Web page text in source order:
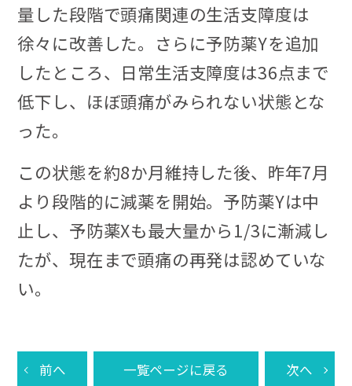
量した段階で頭痛関連の生活支障度は
徐々に改善した。さらに予防薬Yを追加
したところ、日常生活支障度は36点まで
低下し、ほぼ頭痛がみられない状態とな
った。
この状態を約8か月維持した後、昨年7月
より段階的に減薬を開始。予防薬Yは中
止し、予防薬Xも最大量から1/3に漸減し
たが、現在まで頭痛の再発は認めていな
い。
前へ 一覧ページに戻る 次へ